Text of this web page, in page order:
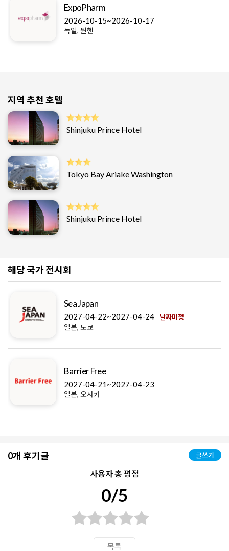
2027-06-30~2027-07-02
지역 추천 호텔
Shinjuku Prince Hotel
Tokyo Bay Ariake Washington
Shinjuku Prince Hotel
해당 국가 전시회
날짜미정 2026-11-11~2026-11-13
2026-10-07~2026-10-09
0개 후기글 글쓰기
사용자 총 평점
0/5
목록